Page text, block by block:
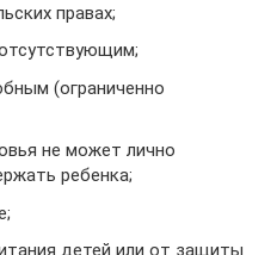
правах;
(ограниченно
не может лично
ребенка;
детей или от защиты